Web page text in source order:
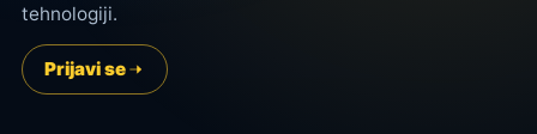
tehnologiji.
Prijavi se